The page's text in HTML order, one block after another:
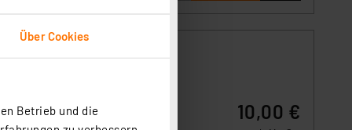
Über Cookies
Betrieb und die
oder
10,00 €